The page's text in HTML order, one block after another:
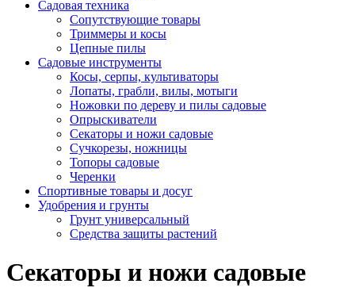
Садовая техника
Сопутствующие товары
Триммеры и косы
Цепные пилы
Садовые инструменты
Косы, серпы, культиваторы
Лопаты, грабли, вилы, мотыги
Ножовки по дереву и пилы садовые
Опрыскиватели
Секаторы и ножи садовые
Сучкорезы, ножницы
Топоры садовые
Черенки
Спортивные товары и досуг
Удобрения и грунты
Грунт универсальный
Средства защиты растений
Секаторы и ножи садовые